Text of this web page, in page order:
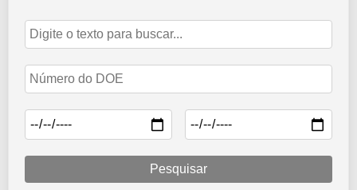
1 de agosto de 2023
Abrir Edição
1 … 5 6 7
Pesquisar